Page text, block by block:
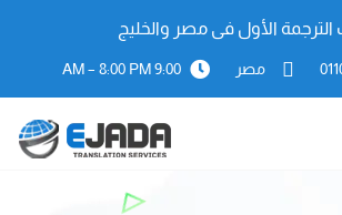
الأول فى مصر والخليج
مصر 9:00 AM – 8:00 PM